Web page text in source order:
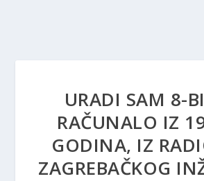
URADI SAM 8-
RAČUNALO IZ
GODINA, IZ
ZAGREBAČKOG